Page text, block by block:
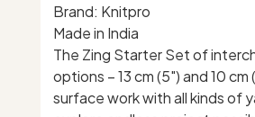
Brand: Knitpro
Made in India
The Zing Starter Set of
options – 13 cm (5") and 10
surface work with all kinds of